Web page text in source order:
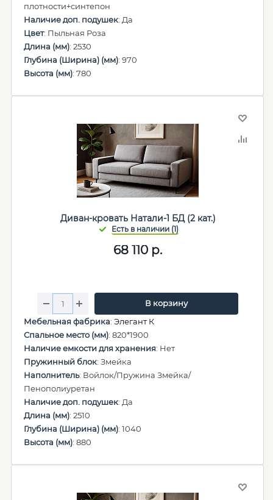
плотности+синтепон
Наличие доп. подушек: Да
Цвет: Пыльная Роза
Длина (мм): 2530
Глубина (Ширина) (мм): 970
Высота (мм): 780
Диван-кровать Натали-1 БД (2 кат.)
68 110 р.
В корзину
Мебельная фабрика: Элегант К
Спальное место (мм): 820*1900
Наличие емкости для хранения: Нет
Пружинный блок: Змейка
Наполнитель: Войлок/Пружина Змейка/
Пенополиуретан
Наличие доп. подушек: Да
Длина (мм): 2510
Глубина (Ширина) (мм): 1040
Высота (мм): 880